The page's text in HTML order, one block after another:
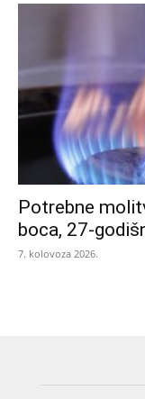
Potrebne
boca, 27-
7. kolovoza 2026.